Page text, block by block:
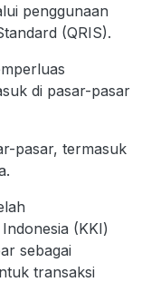
penggunaan
(QRIS).
di pasar-pasar
pasar, termasuk
(KKI)
sebagai
transaksi